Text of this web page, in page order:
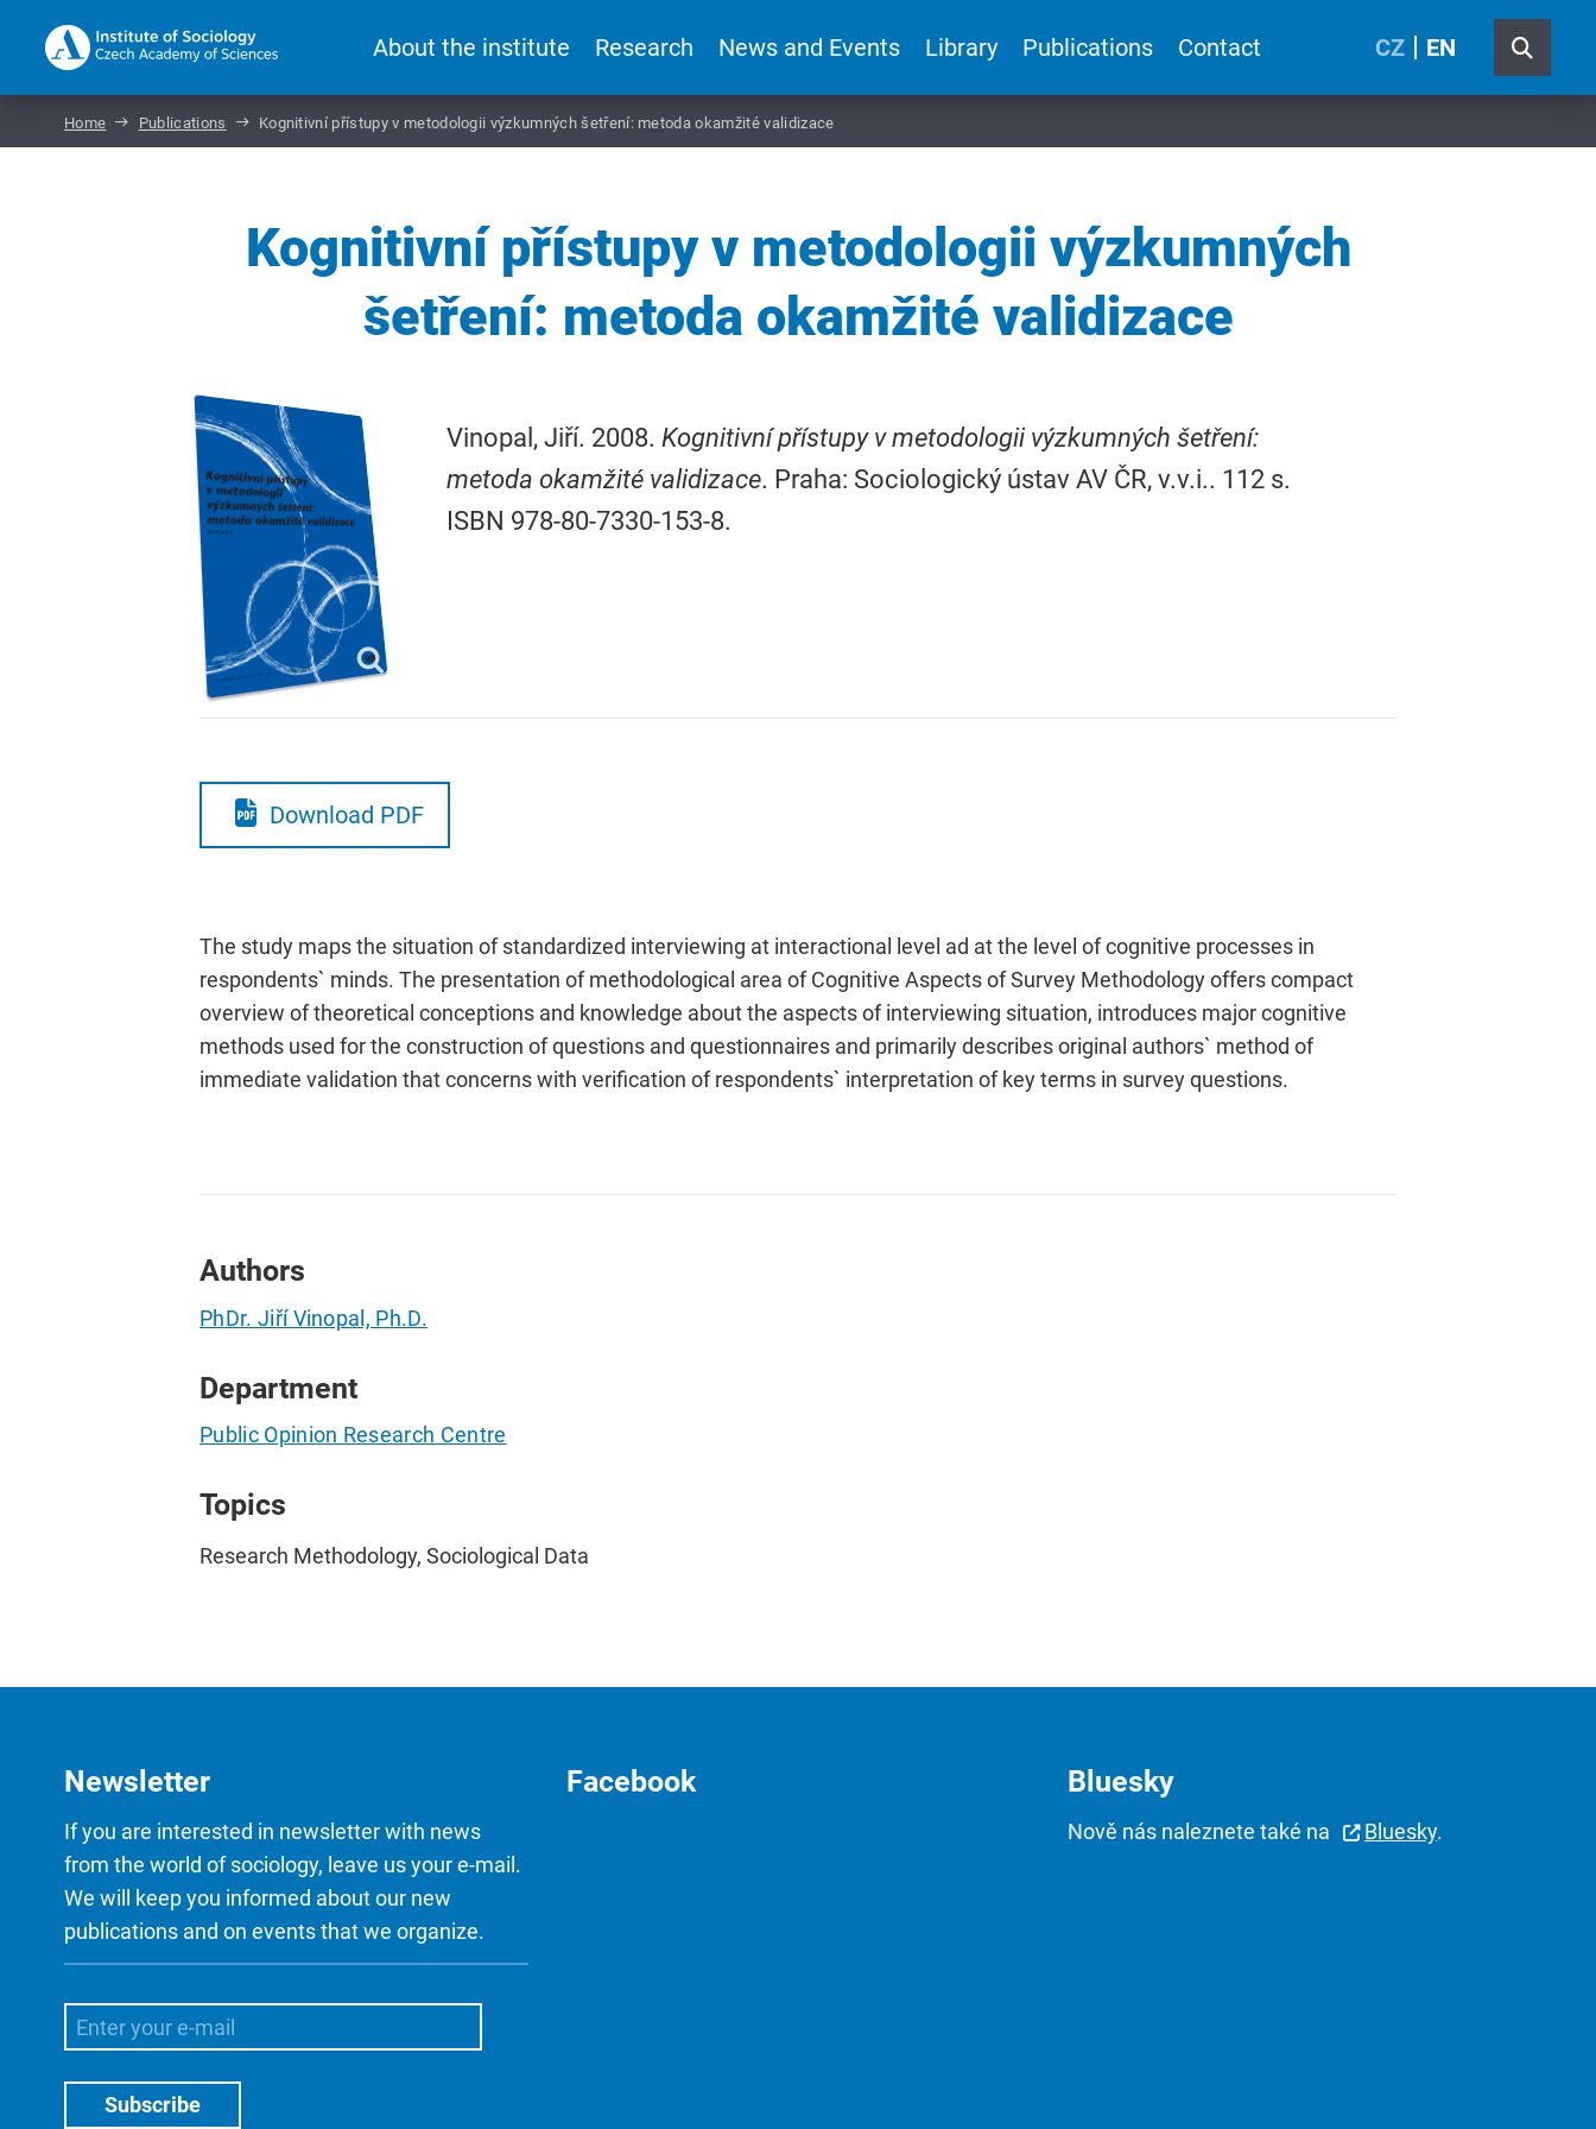
About the institute Research News and Events Library Publications Contact CZ EN
Home Publications Kognitivní přístupy v metodologii výzkumných šetření: metoda okamžité validizace
Kognitivní přístupy v metodologii výzkumných
šetření: metoda okamžité validizace
Vinopal, Jiří. 2008. Kognitivní přístupy v metodologii výzkumných šetření:
metoda okamžité validizace. Praha: Sociologický ústav AV ČR, v.v.i.. 112 s.
ISBN 978-80-7330-153-8.
Download PDF
The study maps the situation of standardized interviewing at interactional level ad at the level of cognitive processes in
respondents` minds. The presentation of methodological area of Cognitive Aspects of Survey Methodology offers compact
overview of theoretical conceptions and knowledge about the aspects of interviewing situation, introduces major cognitive
methods used for the construction of questions and questionnaires and primarily describes original authors` method of
immediate validation that concerns with verification of respondents` interpretation of key terms in survey questions.
Authors
PhDr. Jiří Vinopal, Ph.D.
Department
Public Opinion Research Centre
Topics
Research Methodology, Sociological Data
Newsletter
If you are interested in newsletter with news
from the world of sociology, leave us your e-mail.
We will keep you informed about our new
publications and on events that we organize.
Facebook Bluesky
Nově nás naleznete také na Bluesky.